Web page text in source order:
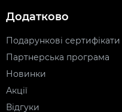
Додатково
Подарункові сертифікати
Партнерська програма
Новинки
Акції
Відгуки